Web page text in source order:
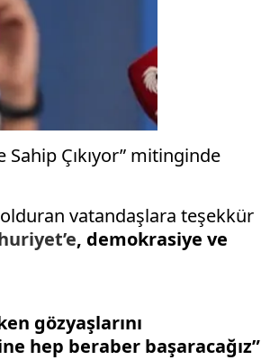
Çıkıyor” mitinginde
vatandaşlara teşekkür
, demokrasiye ve
gözyaşlarını
hep beraber başaracağız”